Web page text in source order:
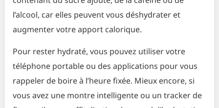
l’alcool, car elles peuvent vous déshydrater et
augmenter votre apport calorique.
Pour rester hydraté, vous pouvez utiliser votre
téléphone portable ou des applications pour vous
rappeler de boire à l’heure fixée. Mieux encore, si
vous avez une montre intelligente ou un tracker de